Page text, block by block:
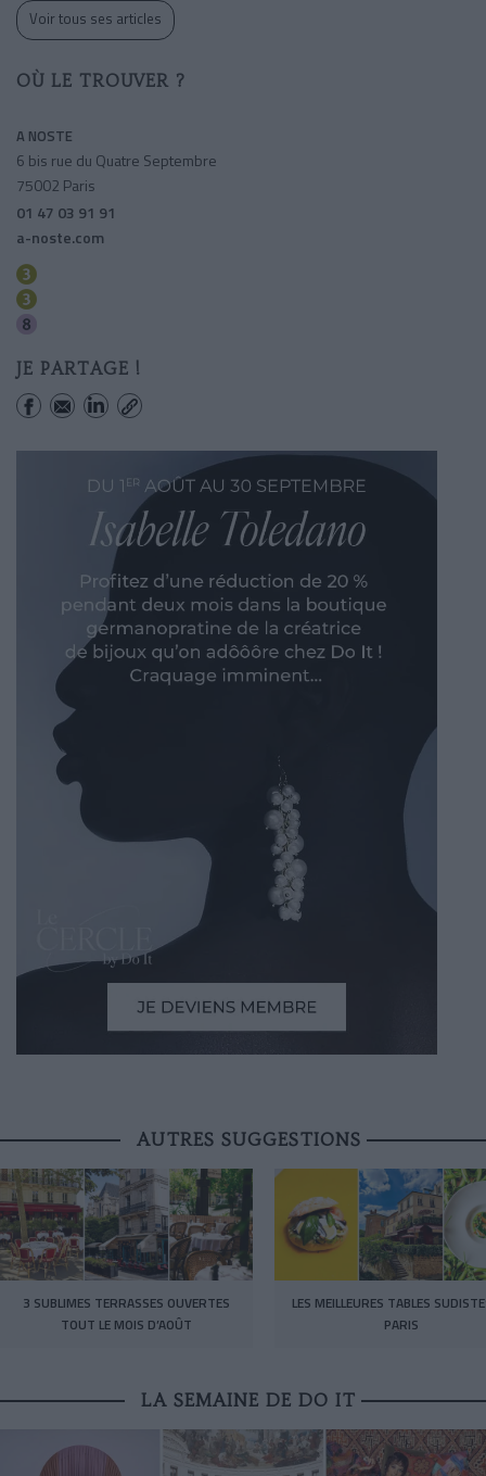
Voir tous ses articles
OÙ LE TROUVER ?
A NOSTE
6 bis rue du Quatre Septembre
75002 Paris
01 47 03 91 91
a-noste.com
JE PARTAGE !
AUTRES SUGGESTIONS
3 SUBLIMES TERRASSES OUVERTES
TOUT LE MOIS D’AOÛT
LES MEILLEURES TABLES
PARIS
LA SEMAINE DE DO IT